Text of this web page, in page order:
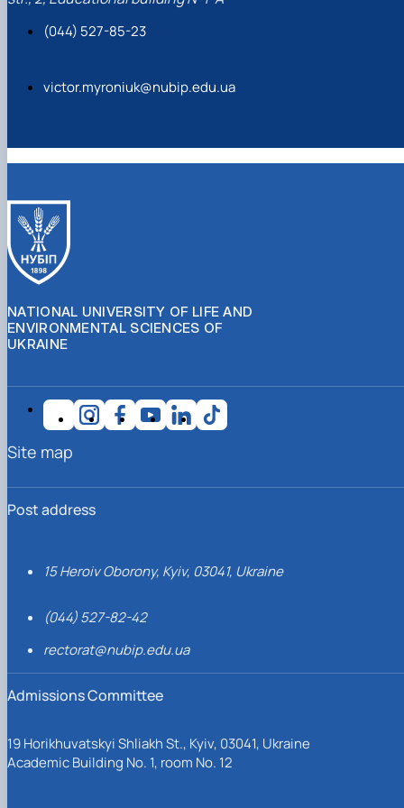
(044) 527-85-23
victor.myroniuk@nubip.edu.ua
NATIONAL UNIVERSITY OF LIFE AND
ENVIRONMENTAL SCIENCES OF
UKRAINE
Post address
15 Heroiv Oborony, Kyiv, 03041, Ukraine
(044) 527-82-42
rectorat@nubip.edu.ua
Admissions Committee
19 Horikhuvatskyi Shliakh St., Kyiv, 03041, Ukraine
Academic Building No. 1, room No. 12
Site map